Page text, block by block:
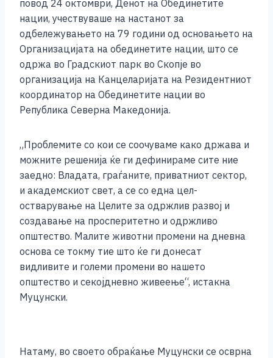
b
o
o
k
n
g
er
A
p
p
n
k
повод 24 октомври, Денот на Обединетите
нации, учествуваше на настанот за
одбележувањето на 79 години од основањето на
Организацијата на обединетите нации, што се
одржа во Градскиот парк во Скопје во
организација на Канцеларијата на Резидентниот
координатор на Обединетите нации во
Република Северна Македонија.
„Проблемите со кои се соочуваме како држава и
можните решенија ќе ги дефинираме сите ние
заедно: Владата, граѓаните, приватниот сектор,
и академскиот свет, а се со една цел-
остварување на Целите за одржлив развој и
создавање на просперитетно и одржливо
општество. Малите животни промени на дневна
основа се токму тие што ќе ги донесат
видливите и големи промени во нашето
општество и секојдневно живеење“, истакна
Муцунски.
Натаму, во своето обраќање Муцунски се осврна